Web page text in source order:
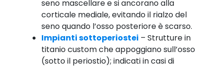
seno mascellare e si ancorano alla
corticale mediale, evitando il rialzo del
seno quando l’osso posteriore è scarso.
Impianti sottoperiostei – Strutture in
titanio custom che appoggiano sull’osso
(sotto il periostio); indicati in casi di